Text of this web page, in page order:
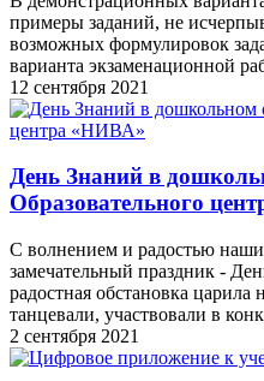
примеры заданий, не
возможных формулировок
варианта экзаменационной
12 сентября 2021
День Знаний в
Образовательного
С волнением и радостью
замечательный праздник -
радостная обстановка царила
танцевали, участвовали в
2 сентября 2021